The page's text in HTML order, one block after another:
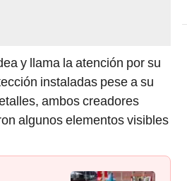
y llama la atención por su
instaladas pese a su
ambos creadores
algunos elementos visibles